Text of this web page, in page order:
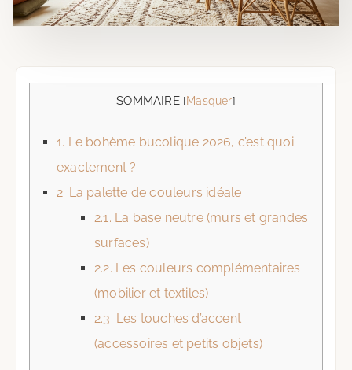
SOMMAIRE [Masquer]
1. Le bohème bucolique 2026, c’est quoi
exactement ?
2. La palette de couleurs idéale
2.1. La base neutre (murs et grandes
surfaces)
2.2. Les couleurs complémentaires
(mobilier et textiles)
2.3. Les touches d’accent
(accessoires et petits objets)